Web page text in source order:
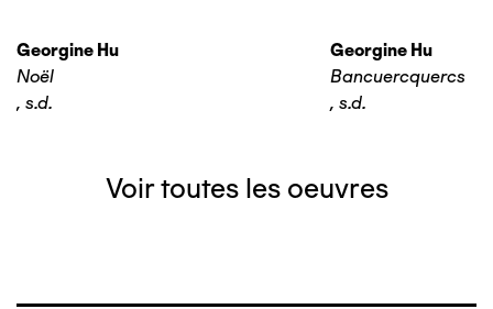
Georgine Hu
Noël
, s.d.
Georgine Hu
Bancuercquercs
, s.d.
Voir toutes les oeuvres